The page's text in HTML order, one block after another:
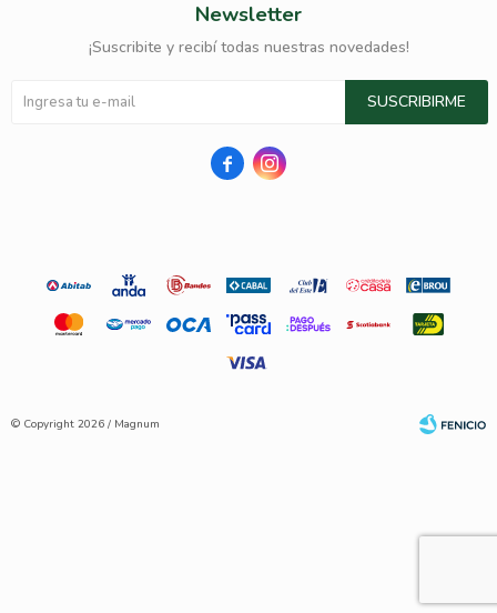
Newsletter
¡Suscribite y recibí todas nuestras novedades!
SUSCRIBIRME
 
© Copyright 2026 / Magnum